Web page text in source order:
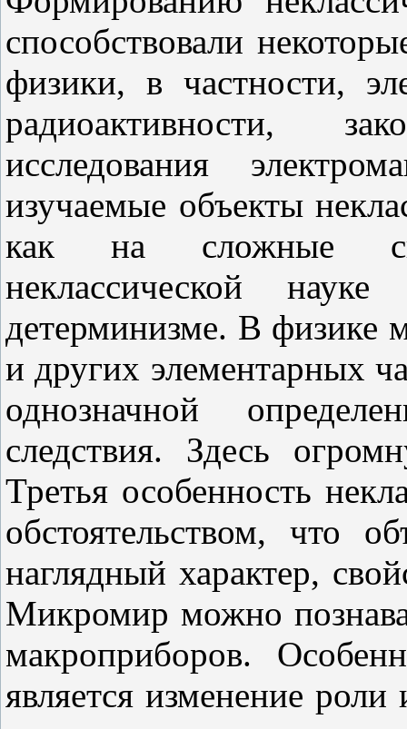
способствовали
физики, в частности,
радиоактивности,
исследования
изучаемые объекты
как на сложные
неклассической
детерминизме. В физике
и других элементарных
однозначной
следствия. Здесь
Третья особенность
обстоятельством, что
наглядный характер,
Микромир можно
макроприборов.
является изменение роли